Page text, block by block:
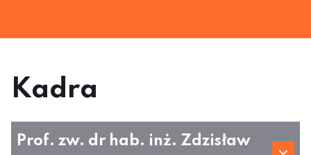
Kadra
Prof. zw. dr hab. inż. Zdzisław